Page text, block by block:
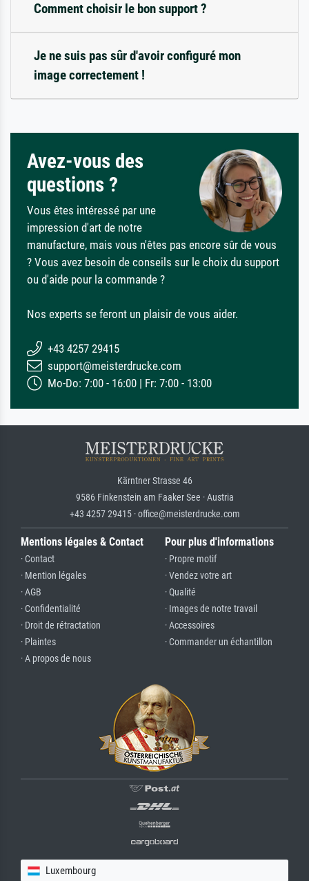
Comment choisir le bon support ?
Je ne suis pas sûr d'avoir configuré mon
image correctement !
Avez-vous des
questions ?
Vous êtes intéressé par une
impression d'art de notre
manufacture, mais vous n'êtes pas encore sûr de vous
? Vous avez besoin de conseils sur le choix du support
ou d'aide pour la commande ?
Nos experts se feront un plaisir de vous aider.
+43 4257 29415
support@meisterdrucke.com
Mo-Do: 7:00 - 16:00 | Fr: 7:00 - 13:00
Kärntner Strasse 46
9586 Finkenstein am Faaker See · Austria
+43 4257 29415 · office@meisterdrucke.com
Mentions légales & Contact
· Contact
· Mention légales
· AGB
· Confidentialité
· Droit de rétractation
· Plaintes
· A propos de nous
Pour plus d'informations
· Propre motif
· Vendez votre art
· Qualité
· Images de notre travail
· Accessoires
· Commander un échantillon
Luxembourg